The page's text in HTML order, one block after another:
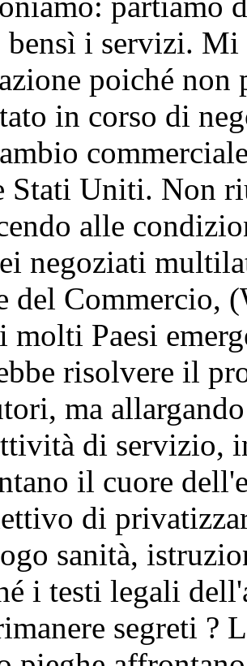
i servizi. Mi
poiché non
in corso di
Stati Uniti. Non
alle
negoziati
del Commercio,
molti Paesi
risolvere il
ma
di servizio,
il cuore
di
sanità,
i testi legali
segreti ?